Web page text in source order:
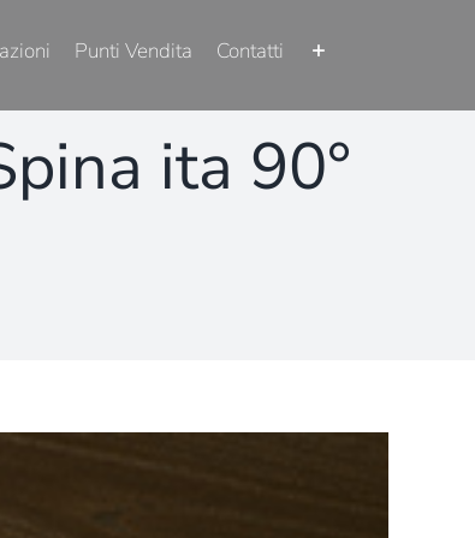
Punti Vendita Contatti
ita 90°